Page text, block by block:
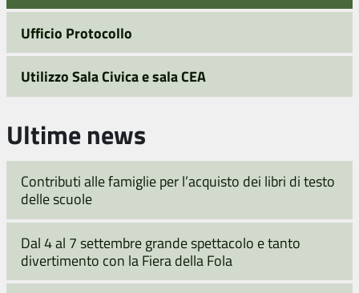
Ufficio Protocollo
Utilizzo Sala Civica e sala CEA
Ultime news
Contributi alle famiglie per l’acquisto dei libri di testo
delle scuole
Dal 4 al 7 settembre grande spettacolo e tanto
divertimento con la Fiera della Fola